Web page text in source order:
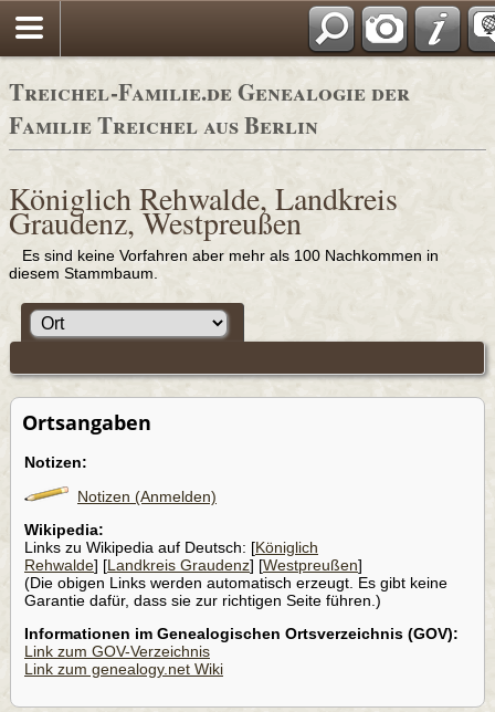
Adressbücher
Treichel-Familie.de Genealogie der
Familie Treichel aus Berlin
Königlich Rehwalde, Landkreis
Graudenz, Westpreußen
Es sind keine Vorfahren aber mehr als 100 Nachkommen in
diesem Stammbaum.
Ortsangaben
Notizen:
Notizen (Anmelden)
Wikipedia:
Links zu Wikipedia auf Deutsch: [Königlich
Rehwalde] [Landkreis Graudenz] [Westpreußen]
(Die obigen Links werden automatisch erzeugt. Es gibt keine
Garantie dafür, dass sie zur richtigen Seite führen.)
Informationen im Genealogischen Ortsverzeichnis (GOV):
Link zum GOV-Verzeichnis
Link zum genealogy.net Wiki